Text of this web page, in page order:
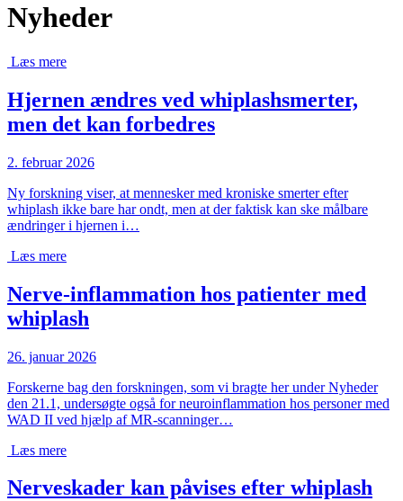
Nyheder
Læs mere
Hjernen ændres ved whiplashsmerter,
men det kan forbedres
2. februar 2026
Ny forskning viser, at mennesker med kroniske smerter efter
whiplash ikke bare har ondt, men at der faktisk kan ske målbare
ændringer i hjernen i…
Læs mere
Nerve-inflammation hos patienter med
whiplash
26. januar 2026
Forskerne bag den forskningen, som vi bragte her under Nyheder
den 21.1, undersøgte også for neuroinflammation hos personer med
WAD II ved hjælp af MR-scanninger…
Læs mere
Nerveskader kan påvises efter whiplash